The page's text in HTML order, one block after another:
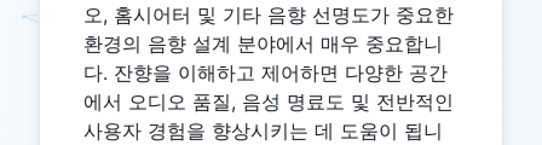
오, 홈시어터 및 기타 음향 선명도가 중요한
환경의 음향 설계 분야에서 매우 중요합니
다. 잔향을 이해하고 제어하면 다양한 공간
에서 오디오 품질, 음성 명료도 및 전반적인
사용자 경험을 향상시키는 데 도움이 됩니